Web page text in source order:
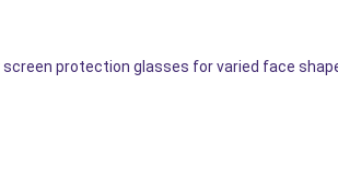
protection glasses for varied face